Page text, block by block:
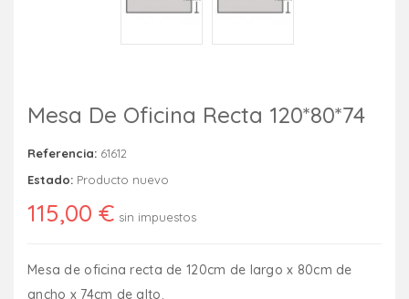
Mesa De Oficina Recta 120*80*74
Referencia: 61612
Estado: Producto nuevo
115,00 € sin impuestos
Mesa de oficina recta de 120cm de largo x 80cm de
ancho x 74cm de alto.